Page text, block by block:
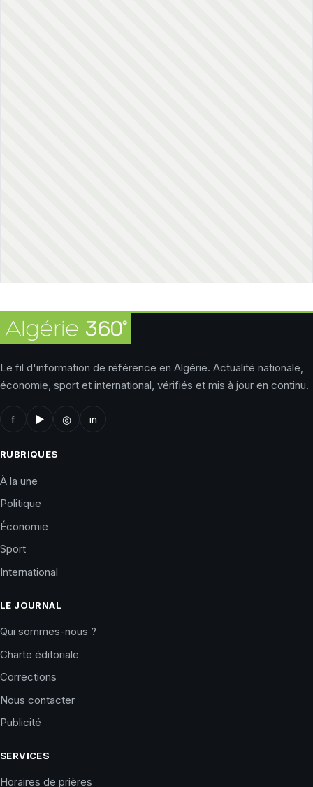
Le fil d'information de référence en Algérie. Actualité nationale,
économie, sport et international, vérifiés et mis à jour en continu.
f ▶ ◎ in
RUBRIQUES
À la une
Politique
Économie
Sport
International
LE JOURNAL
Qui sommes-nous ?
Charte éditoriale
Corrections
Nous contacter
Publicité
SERVICES
Horaires de prières